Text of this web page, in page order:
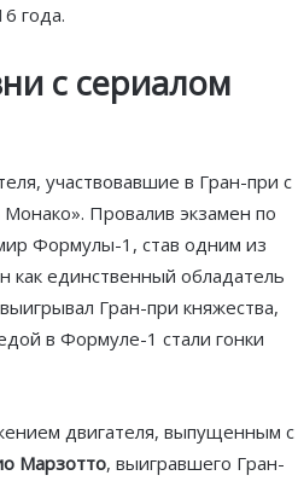
года.
с сериалом
участвовавшие в Гран-при с
Провалив экзамен по
Формулы-1, став одним из
как единственный обладатель
Гран-при княжества,
в Формуле-1 стали гонки
двигателя, выпущенным с
Марзотто, выигравшего Гран-